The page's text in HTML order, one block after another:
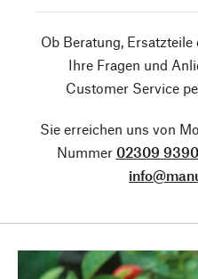
Ob Beratung,
Ihre Fragen und
Customer Service
Sie erreichen uns von
Nummer 02309